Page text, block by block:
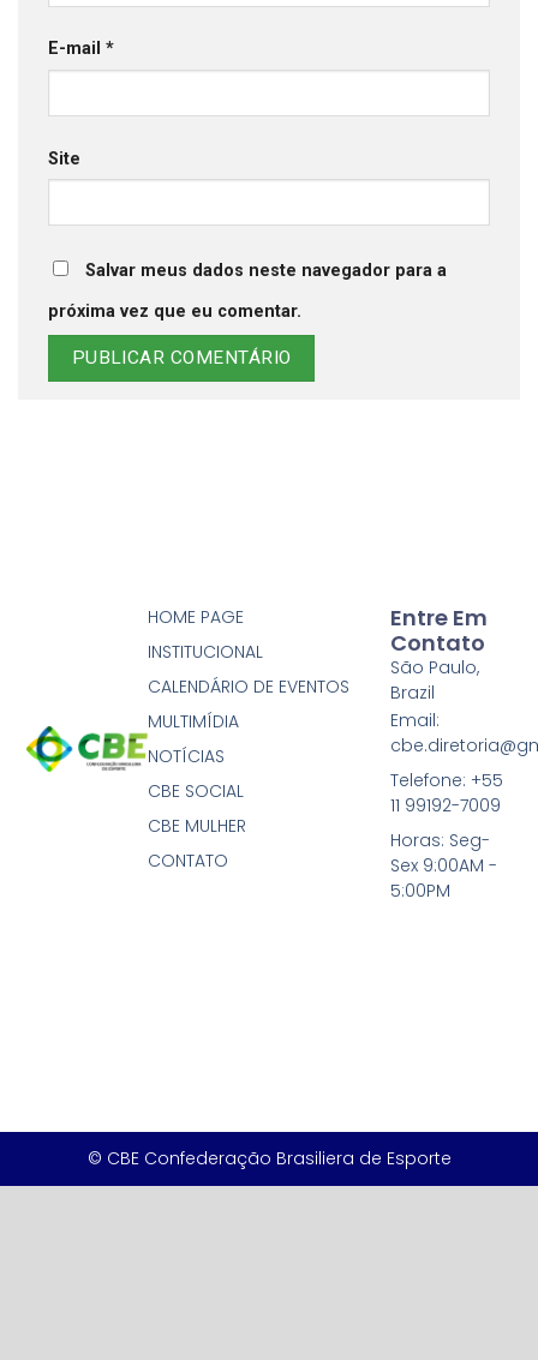
E-mail *
Site
Salvar meus dados neste navegador para a
próxima vez que eu comentar.
HOME PAGE
INSTITUCIONAL
CALENDÁRIO DE EVENTOS
MULTIMÍDIA
NOTÍCIAS
CBE SOCIAL
CBE MULHER
CONTATO
Entre Em
Contato
São Paulo,
Brazil
Email:
Telefone: +55
11 99192-7009
Horas: Seg-
Sex 9:00AM -
5:00PM
© CBE Confederação Brasiliera de Esporte